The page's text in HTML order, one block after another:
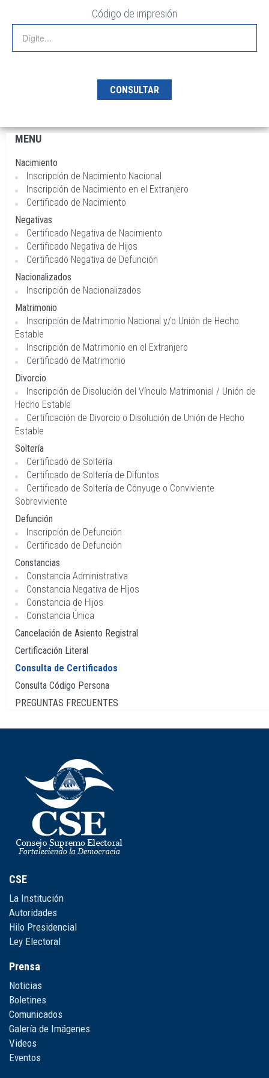
Código de impresión
Navegación
principal
MENU
Nacimiento
Inscripción de Nacimiento Nacional
Inscripción de Nacimiento en el Extranjero
Certificado de Nacimiento
Negativas
Certificado Negativa de Nacimiento
Certificado Negativa de Hijos
Certificado Negativa de Defunción
Nacionalizados
Inscripción de Nacionalizados
Matrimonio
Inscripción de Matrimonio Nacional y/o Unión de Hecho
Estable
Inscripción de Matrimonio en el Extranjero
Certificado de Matrimonio
Divorcio
Inscripción de Disolución del Vínculo Matrimonial / Unión de
Hecho Estable
Certificación de Divorcio o Disolución de Unión de Hecho
Estable
Soltería
Certificado de Soltería
Certificado de Soltería de Difuntos
Certificado de Soltería de Cónyuge o Conviviente
Sobreviviente
Defunción
Inscripción de Defunción
Certificado de Defunción
Constancias
Constancia Administrativa
Constancia Negativa de Hijos
Constancia de Hijos
Constancia Única
Cancelación de Asiento Registral
Certificación Literal
Consulta de Certificados
Consulta Código Persona
PREGUNTAS FRECUENTES
CSE
La Institución
Autoridades
Hilo Presidencial
Ley Electoral
Prensa
Noticias
Boletines
Comunicados
Galería de Imágenes
Videos
Eventos